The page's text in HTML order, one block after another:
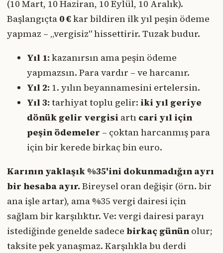
(10 Mart, 10 Haziran, 10 Eylül, 10 Aralık).
Başlangıçta 0 €kar bildiren ilk yıl peşin ödeme
yapmaz – „vergisiz" hissettirir. Tuzak budur.
Yıl 1: kazanırsın ama peşin ödeme
yapmazsın. Para vardır – ve harcanır.
Yıl 2: 1. yılın beyannamesini ertelersin.
Yıl 3: tarhiyat toplu gelir: iki yıl geriye
dönük gelir vergisi artı cari yıl için
peşin ödemeler – çoktan harcanmış para
için bir kerede birkaç bin euro.
Karının yaklaşık %35'ini dokunmadığın ayrı
bir hesaba ayır. Bireysel oran değişir (örn. bir
ana işle artar), ama %35 vergi dairesi için
sağlam bir karşılıktır. Ve: vergi dairesi parayı
istediğinde genelde sadece birkaç günün olur;
taksite pek yanaşmaz. Karşılıkla bu derdi